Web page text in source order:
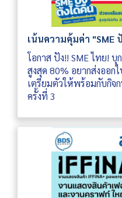
เน้นความคุ้มค่า "SME
โอกาส ปัง!! SME ไทย!
สูงสุด 80% อยากส่งออก
เตรียมตัวให้พร้อมกับกิจ
ครั้งที่ 3